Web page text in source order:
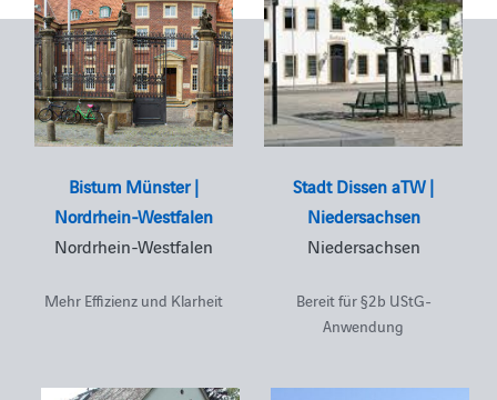
Bistum Münster |
Nordrhein-Westfalen
Nordrhein-Westfalen
Mehr Effizienz und Klarheit
Stadt Dissen aTW |
Niedersachsen
Niedersachsen
Bereit für §2b UStG-
Anwendung